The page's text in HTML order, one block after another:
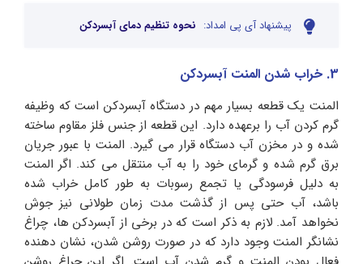
پیشنهاد آی پی امداد: نحوه تنظیم دمای آبسردکن
3. خراب شدن المنت آبسردکن
المنت یک قطعه‌ بسیار مهم در دستگاه آبسردکن است که وظیفه‌
گرم کردن آب را برعهده دارد. این قطعه از جنس فلز مقاوم ساخته
شده و در مخزن آب دستگاه قرار می‌ گیرد. المنت با عبور جریان
برق گرم شده و گرمای خود را به آب منتقل می‌ کند. اگر المنت
به دلیل فرسودگی یا تجمع رسوبات به طور کامل خراب شده
باشد، آب حتی پس از گذشت مدت زمان طولانی نیز جوش
نخواهد آمد. لازم به ذکر است که در برخی از آبسردکن‌ ها، چراغ
نشانگر المنت وجود دارد که در صورت روشن شدن، نشان‌ دهنده‌